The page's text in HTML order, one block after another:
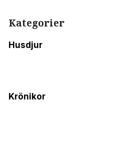
Kategorier
Husdjur
Krönikor